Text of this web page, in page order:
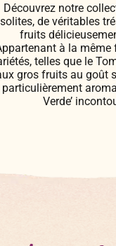
Découvrez notre
de véritables
fruits
à la
telles que le
gros fruits au goût
particulièrement
Verde’